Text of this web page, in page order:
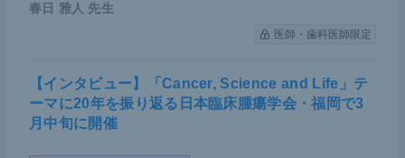
春日 雅人 先生
医師・歯科医師限定
【インタビュー】「Cancer, Science and Life」テ
ーマに20年を振り返る日本臨床腫瘍学会・福岡で3
月中旬に開催